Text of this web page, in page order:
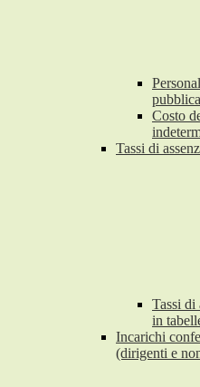
Costo
Tassi di
Tassi di
in
Incarichi
(dirigenti e